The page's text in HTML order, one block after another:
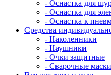
- Оснастка для
- Оснастка для
- Оснастка к
Средства
- Наколенники
- Наушники
- Очки защитные
- Сварочные маски